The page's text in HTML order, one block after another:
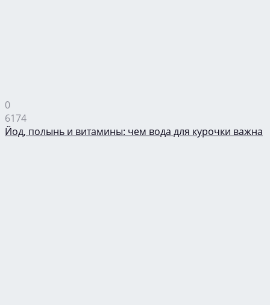
0
6174
Йод, полынь и витамины: чем вода для курочки важна